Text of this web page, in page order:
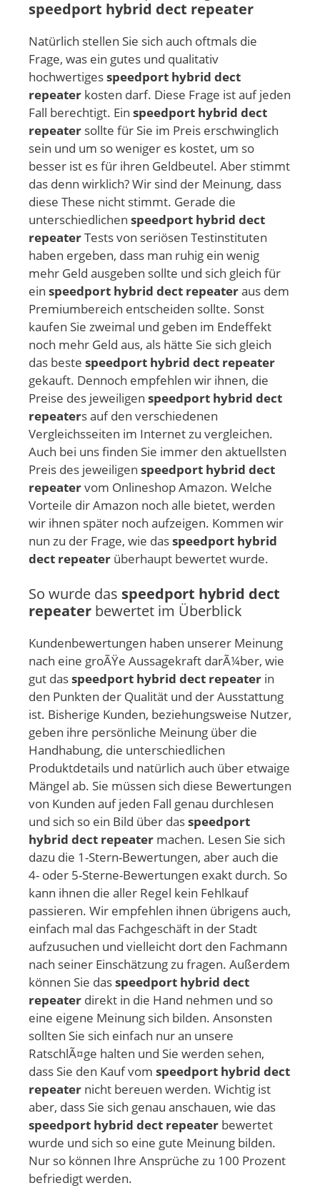
speedport hybrid dect repeater
Natürlich stellen Sie sich auch oftmals die
Frage, was ein gutes und qualitativ
hochwertigesspeedport hybrid dect
repeater kosten darf. Diese Frage ist auf jeden
Fall berechtigt. Ein speedport hybrid dect
repeater sollte für Sie im Preis erschwinglich
sein und um so weniger es kostet, um so
besser ist es für ihren Geldbeutel. Aber stimmt
das denn wirklich? Wir sind der Meinung, dass
diese These nicht stimmt. Gerade die
unterschiedlichen speedport hybrid dect
repeaterTests von seriösen Testinstituten
haben ergeben, dass man ruhig ein wenig
mehr Geld ausgeben sollte und sich gleich für
ein speedport hybrid dect repeateraus dem
Premiumbereich entscheiden sollte. Sonst
kaufen Sie zweimal und geben im Endeffekt
noch mehr Geld aus, als hätte Sie sich gleich
das beste speedport hybrid dect repeater
gekauft. Dennoch empfehlen wir ihnen, die
Preise des jeweiligen speedport hybrid dect
repeaters auf den verschiedenen
Vergleichsseiten im Internet zu vergleichen.
Auch bei uns finden Sie immer den aktuellsten
Preis des jeweiligen speedport hybrid dect
repeatervom Onlineshop Amazon. Welche
Vorteile dir Amazon noch alle bietet, werden
wir ihnen später noch aufzeigen. Kommen wir
nun zu der Frage, wie dasspeedport hybrid
dect repeater überhaupt bewertet wurde.
So wurde das speedport hybrid dect
repeater bewertet im Überblick
Kundenbewertungen haben unserer Meinung
nach eine groÃŸe Aussagekraft darÃ¼ber, wie
gut dasspeedport hybrid dect repeater in
den Punkten der Qualität und der Ausstattung
ist. Bisherige Kunden, beziehungsweise Nutzer,
geben ihre persönliche Meinung über die
Handhabung, die unterschiedlichen
Produktdetails und natürlich auch über etwaige
Mängel ab. Sie müssen sich diese Bewertungen
von Kunden auf jeden Fall genau durchlesen
und sich so ein Bild über dasspeedport
hybrid dect repeater machen. Lesen Sie sich
dazu die 1-Stern-Bewertungen, aber auch die
4- oder 5-Sterne-Bewertungen exakt durch. So
kann ihnen die aller Regel kein Fehlkauf
passieren. Wir empfehlen ihnen übrigens auch,
einfach mal das Fachgeschäft in der Stadt
aufzusuchen und vielleicht dort den Fachmann
nach seiner Einschätzung zu fragen. Außerdem
können Sie dasspeedport hybrid dect
repeater direkt in die Hand nehmen und so
eine eigene Meinung sich bilden. Ansonsten
sollten Sie sich einfach nur an unsere
RatschlÃ¤ge halten und Sie werden sehen,
dass Sie den Kauf vom speedport hybrid dect
repeater nicht bereuen werden. Wichtig ist
aber, dass Sie sich genau anschauen, wie das
speedport hybrid dect repeater bewertet
wurde und sich so eine gute Meinung bilden.
Nur so können Ihre Ansprüche zu 100 Prozent
befriedigt werden.